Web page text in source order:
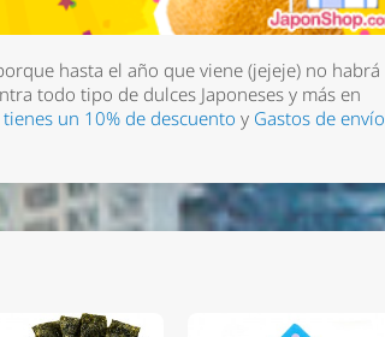
hasta el año que viene (jejeje) no habrá
todo tipo de dulces Japoneses y más en
un 10% de descuento y Gastos de envío